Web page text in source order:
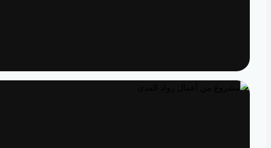
تصميم داخلي